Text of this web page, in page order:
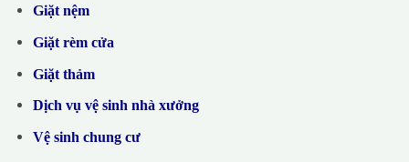
Giặt nệm
Giặt rèm cửa
Giặt thảm
Dịch vụ vệ sinh nhà xưởng
Vệ sinh chung cư